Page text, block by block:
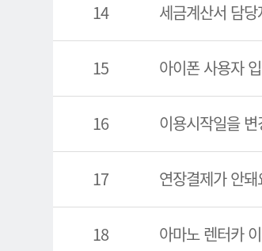
14 세금계산서 담
15 아이폰 사용자
16 이용시작일을
17 연장결제가 안돼
18 아마노 렌터카